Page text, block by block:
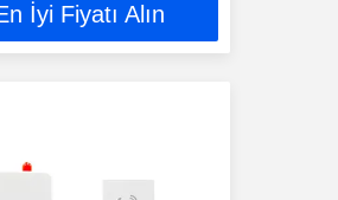
İyi Fiyatı Alın